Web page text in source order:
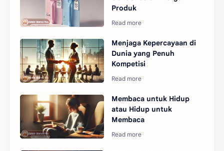
Produk
Menjaga Kepercayaan di
Dunia yang Penuh
Kompetisi
Membaca untuk Hidup
atau Hidup untuk
Membaca